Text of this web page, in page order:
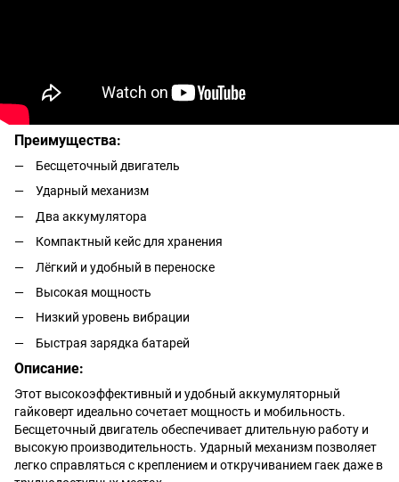
Преимущества:
Бесщеточный двигатель
Ударный механизм
Два аккумулятора
Компактный кейс для хранения
Лёгкий и удобный в переноске
Высокая мощность
Низкий уровень вибрации
Быстрая зарядка батарей
Описание:
Этот высокоэффективный и удобный аккумуляторный
гайковерт идеально сочетает мощность и мобильность.
Бесщеточный двигатель обеспечивает длительную работу и
высокую производительность. Ударный механизм позволяет
легко справляться с креплением и откручиванием гаек даже в